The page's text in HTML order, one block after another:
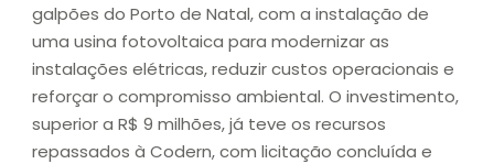
galpões do Porto de Natal, com a instalação de
uma usina fotovoltaica para modernizar as
instalações elétricas, reduzir custos operacionais e
reforçar o compromisso ambiental. O investimento,
superior a R$ 9 milhões, já teve os recursos
repassados à Codern, com licitação concluída e